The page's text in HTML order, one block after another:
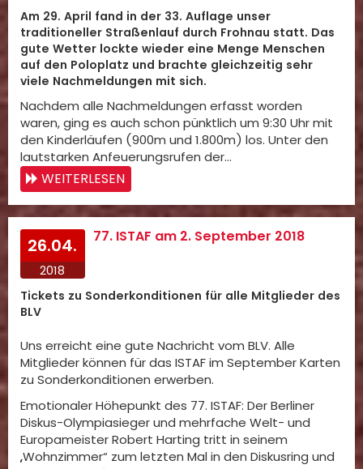
Am 29. April fand in der 33. Auflage unser
traditioneller Straßenlauf durch Frohnau statt. Das
gute Wetter lockte wieder eine Menge Menschen
auf den Poloplatz und brachte gleichzeitig sehr
viele Nachmeldungen mit sich.
Nachdem alle Nachmeldungen erfasst worden
waren, ging es auch schon pünktlich um 9:30 Uhr mit
den Kinderläufen (900m und 1.800m) los. Unter den
lautstarken Anfeuerungsrufen der…
WEITERLESEN
26.04.
2018
77. ISTAF am 2. September 2018
Tickets zu Sonderkonditionen für alle Mitglieder des
BLV
Uns erreicht eine gute Nachricht vom BLV. Alle
Mitglieder können für das ISTAF im September Karten
zu Sonderkonditionen erwerben.
Emotionaler Höhepunkt des 77. ISTAF: Der Berliner
Diskus-Olympiasieger und mehrfache Welt- und
Europameister Robert Harting tritt in seinem
„Wohnzimmer“ zum letzten Mal in den Diskusring und